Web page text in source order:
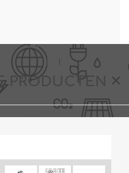
PRODUCTEN